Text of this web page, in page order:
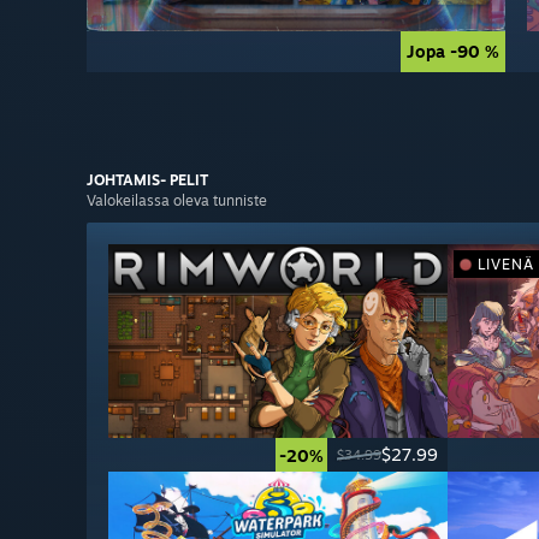
Jopa -90 %
Jopa -90 %
JOHTAMIS- PELIT
Valokeilassa oleva tunniste
-20% $34.99$27.99
LIVENÄ